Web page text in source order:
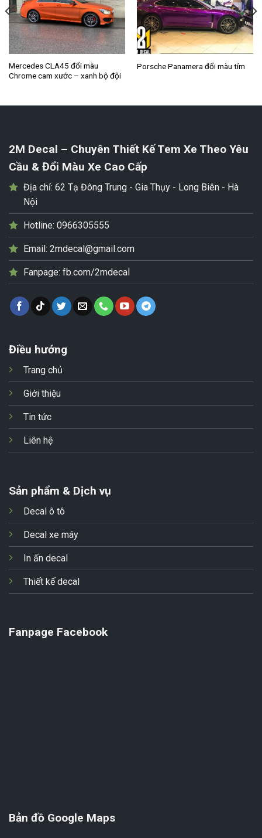
Mercedes CLA45 đổi màu
Chrome cam xước – xanh bộ đội
Porsche Panamera đổi màu tím
2M Decal – Chuyên Thiết Kế Tem Xe Theo Yêu
Cầu & Đổi Màu Xe Cao Cấp
Địa chỉ: 62 Tạ Đông Trung - Gia Thụy - Long Biên - Hà
Nội
Hotline: 0966305555
Email: 2mdecal@gmail.com
Fanpage: fb.com/2mdecal
Điều hướng
Trang chủ
Giới thiệu
Tin tức
Liên hệ
Sản phẩm & Dịch vụ
Decal ô tô
Decal xe máy
In ấn decal
Thiết kế decal
Fanpage Facebook
Bản đồ Google Maps